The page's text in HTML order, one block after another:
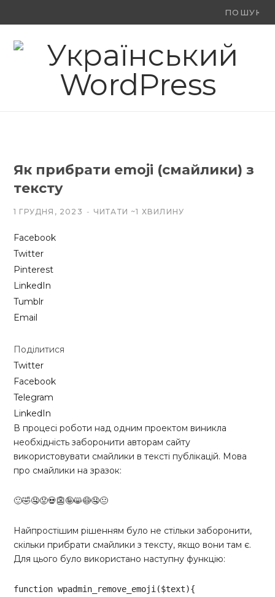
Ви
F
o
X
(
t
Y
o
e
Як прибрати emoji (смайлики) з
тексту
1 ГРУДНЯ, 2023 ЧИТАТИ ~1 ХВИЛИНУ
Facebook
Twitter
Pinterest
LinkedIn
Tumblr
Email
Поділитися
Twitter
Facebook
Telegram
LinkedIn
В процесі роботи над одним проектом виникла
необхідність заборонити авторам сайту
використовувати смайлики в тексті публікацій. Мова
про смайлики на зразок:
🙂🤣🤤😟💀👺🤪😸😷🤤😐
Найпростішим рішенням було не стільки заборонити,
скільки прибрати смайлики з тексту, якщо вони там є.
Для цього було використано наступну функцію:
function wpadmin_remove_emoji($text){